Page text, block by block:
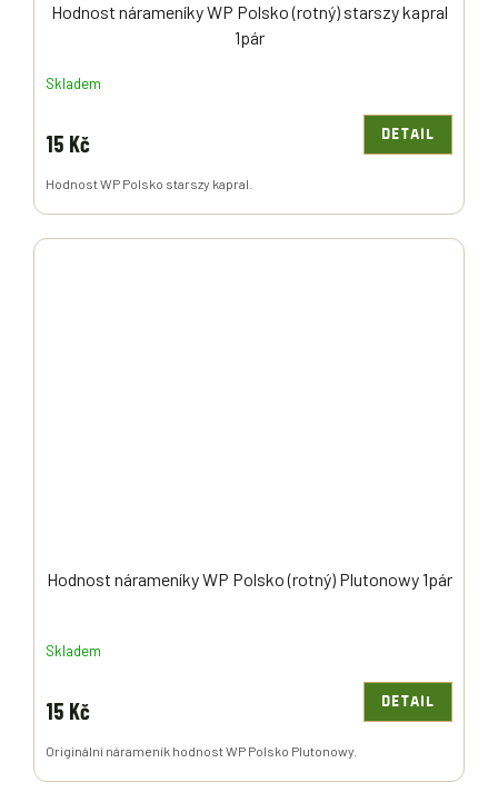
Hodnost nárameníky WP Polsko (rotný) starszy kapral
1pár
Skladem
15 Kč DETAIL
Hodnost WP Polsko starszy kapral.
Hodnost nárameníky WP Polsko (rotný) Plutonowy 1pár
Skladem
15 Kč DETAIL
Originální nárameník hodnost WP Polsko Plutonowy.